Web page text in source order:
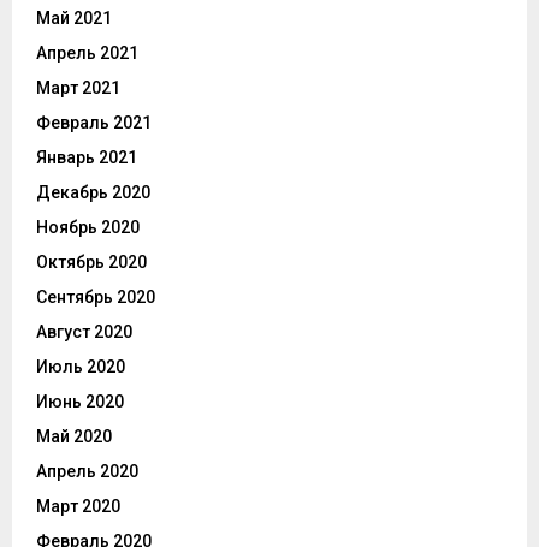
Май 2021
Апрель 2021
Март 2021
Февраль 2021
Январь 2021
Декабрь 2020
Ноябрь 2020
Октябрь 2020
Сентябрь 2020
Август 2020
Июль 2020
Июнь 2020
Май 2020
Апрель 2020
Март 2020
Февраль 2020